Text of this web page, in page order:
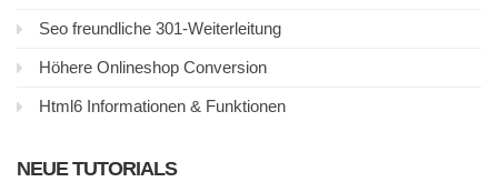
Seo freundliche 301-Weiterleitung
Höhere Onlineshop Conversion
Html6 Informationen & Funktionen
NEUE TUTORIALS